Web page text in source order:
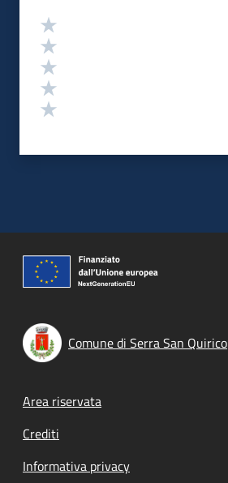
Valutazione
Comune di Serra San Quirico
Footer menu
Area riservata
Crediti
Informativa privacy